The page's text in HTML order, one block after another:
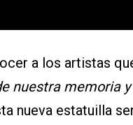
a los artistas
nuestra memoria
nueva estatuilla